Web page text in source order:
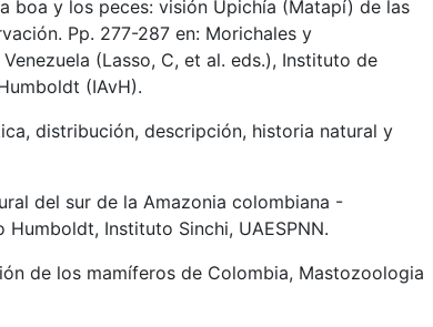
boa y los peces: visión Upichía (Matapí) de las
Pp. 277-287 en: Morichales y
(Lasso, C, et al. eds.), Instituto de
(IAvH).
distribución, descripción, historia natural y
del sur de la Amazonia colombiana -
Instituto Sinchi, UAESPNN.
de los mamíferos de Colombia, Mastozoologia